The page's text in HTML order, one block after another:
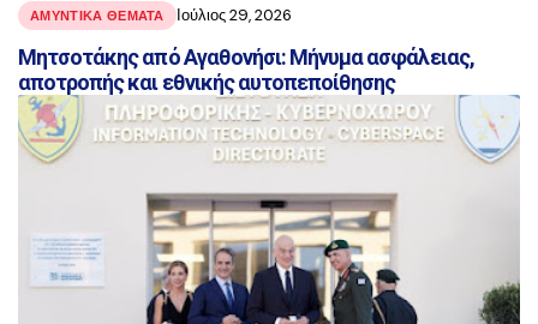
ΑΜΥΝΤΙΚΑ ΘΕΜΑΤΑ Ιούλιος 29, 2026
Μητσοτάκης από Αγαθονήσι: Μήνυμα ασφάλειας,
αποτροπής και εθνικής αυτοπεποίθησης